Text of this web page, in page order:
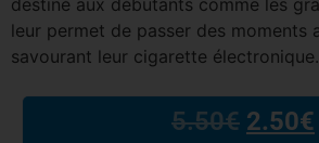
destiné aux débutants comme les
leur permet de passer des moments
savourant leur cigarette électronique.
5.50€ 2.50€